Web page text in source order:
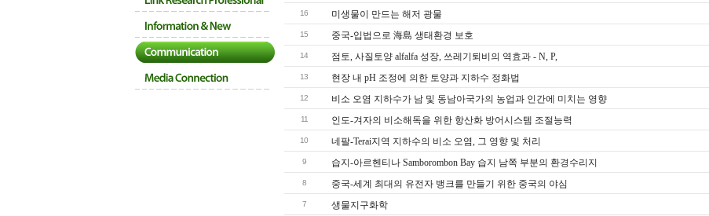
16 미생물이 만드는 해저 광물
15 중국-입법으로 海島 생태환경 보호
14 점토, 사질토양 alfalfa 성장, 쓰레기퇴비의 역효과 - N, P,
13 현장 내 pH 조정에 의한 토양과 지하수 정화법
12 비소 오염 지하수가 남 및 동남아국가의 농업과 인간에 미치는 영향
11 인도-겨자의 비소해독을 위한 항산화 방어시스템 조절능력
10 네팔-Terai지역 지하수의 비소 오염, 그 영향 및 처리
9 습지-아르헨티나 Samborombon Bay 습지 남쪽 부분의 환경수리지
8 중국-세계 최대의 유전자 뱅크를 만들기 위한 중국의 야심
7 생물지구화학